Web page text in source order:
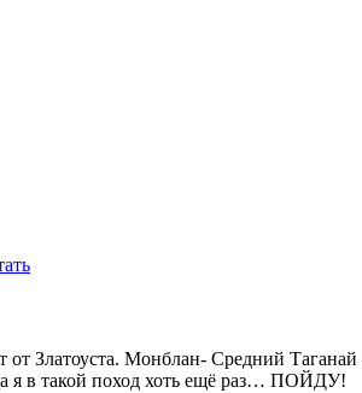
Златоуста. Монблан- Средний
я в такой поход хоть ещё раз… ПОЙДУ!